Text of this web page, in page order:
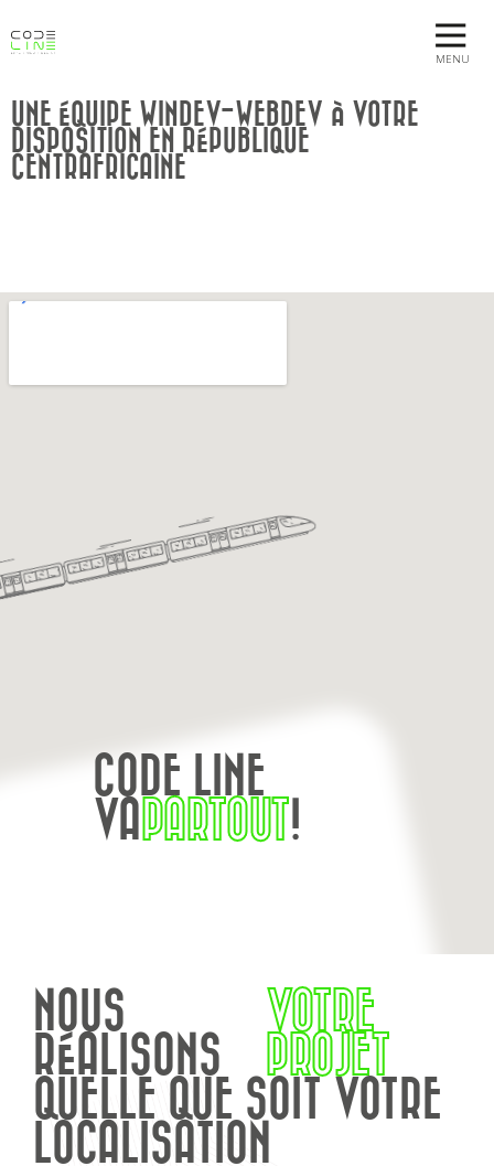
MENU
UNE ÉQUIPE WINDEV-WEBDEV À VOTRE
DISPOSITION EN RÉPUBLIQUE
CENTRAFRICAINE
CODE LINE
VAPARTOUT!
NOUS
RÉALISONS
VOTRE
PROJET
QUELLE QUE SOIT VOTRE
LOCALISATION